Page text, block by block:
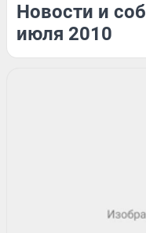
Новости и
июля 2010